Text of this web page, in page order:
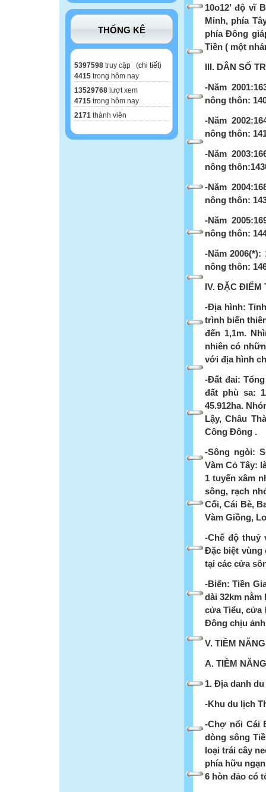
THỐNG KÊ
5397598 truy cập (chi tiết)
4415 trong hôm nay
13529768 lượt xem
4715 trong hôm nay
2171 thành viên
10o12’ độ vĩ
Minh, phía
phía Đông
Tiền ( một
III. DÂN SỐ
-Năm
nông thôn:
-Năm
nông thôn:
-Năm
nông
-Năm
nông thôn:
-Năm
nông thôn:
-Năm
nông thôn:
IV. ĐẶC ĐIỂM
-Địa hình:
trình biến
đến 1,1m.
nhiên có
với địa hình
-Đất đai:
đất phù sa:
45.912ha.
Lậy, Châu
Công Đông .
-Sông ngòi:
Vàm Cỏ Tây:
1 tuyến xâm
sông, rạch
Cối, Cái Bè,
Vàm Giồng,
-Chế độ thuỷ
Đặc biệt vùng
tại các cửa
-Biển: Tiền
dài 32km
cửa Tiểu, cửa
Đông chịu
V. TIỀM
A. TIỀM
1. Địa danh
-Khu du lịch
-Chợ nổi Cái
dòng sông
loại trái cây
phía hữu
6 hòn đảo có